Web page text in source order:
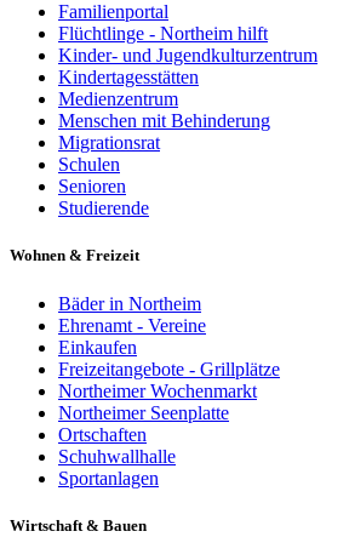
Familienportal
Flüchtlinge - Northeim hilft
Kinder- und Jugendkulturzentrum
Kindertagesstätten
Medienzentrum
Menschen mit Behinderung
Migrationsrat
Schulen
Senioren
Studierende
Wohnen & Freizeit
Bäder in Northeim
Ehrenamt - Vereine
Einkaufen
Freizeitangebote - Grillplätze
Northeimer Wochenmarkt
Northeimer Seenplatte
Ortschaften
Schuhwallhalle
Sportanlagen
Wirtschaft & Bauen